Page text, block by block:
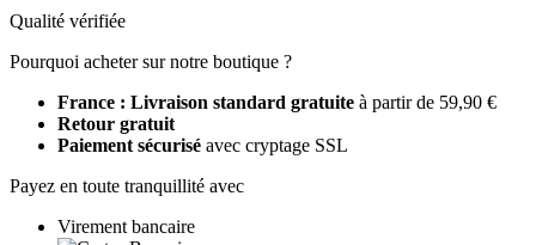
Qualité vérifiée
Pourquoi acheter sur notre boutique ?
France : Livraison standard gratuite à partir de 59,90 €
Retour gratuit
Paiement sécurisé avec cryptage SSL
Payez en toute tranquillité avec
Virement bancaire